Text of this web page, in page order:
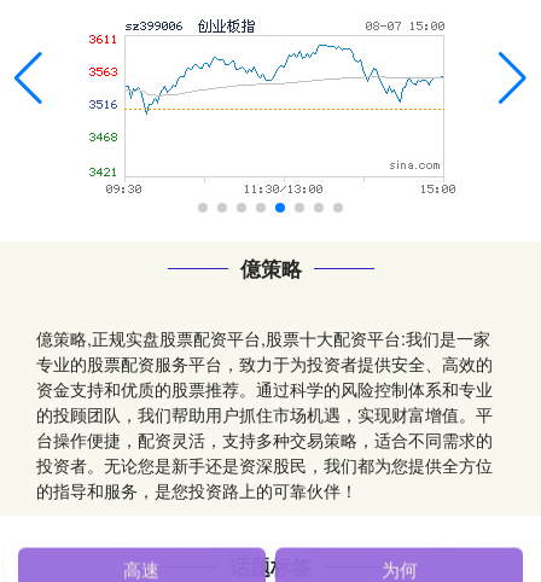
億策略
億策略,正规实盘股票配资平台,股票十大配资平台:我们是一家
专业的股票配资服务平台，致力于为投资者提供安全、高效的
资金支持和优质的股票推荐。通过科学的风险控制体系和专业
的投顾团队，我们帮助用户抓住市场机遇，实现财富增值。平
台操作便捷，配资灵活，支持多种交易策略，适合不同需求的
投资者。无论您是新手还是资深股民，我们都为您提供全方位
的指导和服务，是您投资路上的可靠伙伴！
话题标签